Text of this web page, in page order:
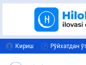
Кириш Рўйхатдан